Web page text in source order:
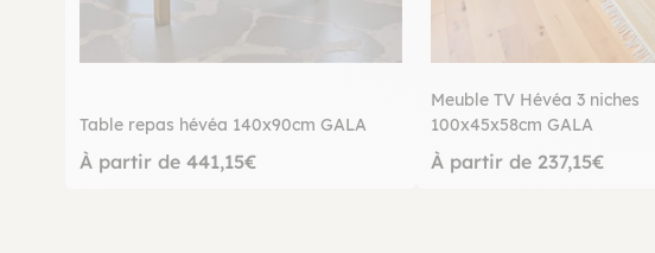
Table repas hévéa 140x90cm GALA
À partir de 441,15€
Meuble TV Hévéa 3 niches
100x45x58cm GALA
À partir de 237,15€